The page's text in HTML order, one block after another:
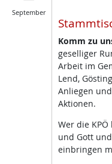
September
Komm zu
geselliger
Arbeit im
Lend,
Anliegen
Aktionen.
Wer die
und Gott
einbringen